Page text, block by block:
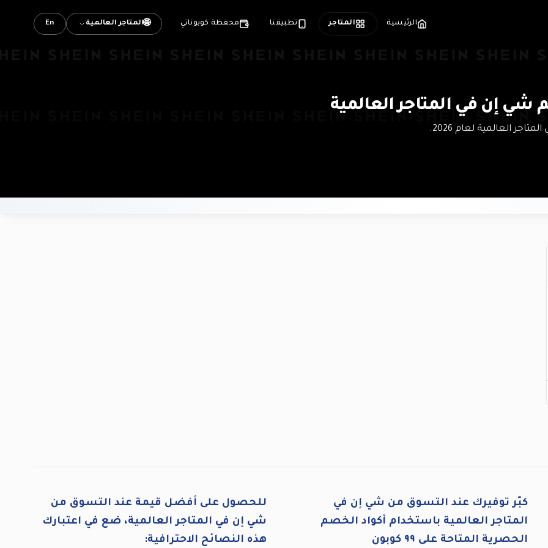
الرئيسية المتاجر تطبيقنا محفظة كوبوناتي 🌐المتاجر العالمية En
شي إن في المتاجر العالمية
العالمية لعام 2026.
كبّر توفيرك عند التسوق من شي إن في
المتاجر العالمية باستخدام أكواد الخصم
الحصرية المتاحة على ٩٩ كوبون
للحصول على أفضل قيمة عند التسوق من
شي إن في المتاجر العالمية، ضع في اعتبارك
هذه النصائح الاحترافية: